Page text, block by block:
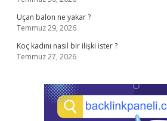
Uçan balon ne yakar ?
Temmuz 29, 2026
Koç kadını nasıl bir ilişki ister ?
Temmuz 27, 2026